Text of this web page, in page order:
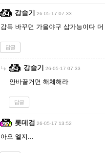
강슬기 26-05-17 07:33
감독 바꾸면 가을야구 삽가능이다
답글
강슬기 26-05-17 07:33
안바꿀거면 해체해라
답글
롯데검 26-05-17 13:52
아오 엘지...